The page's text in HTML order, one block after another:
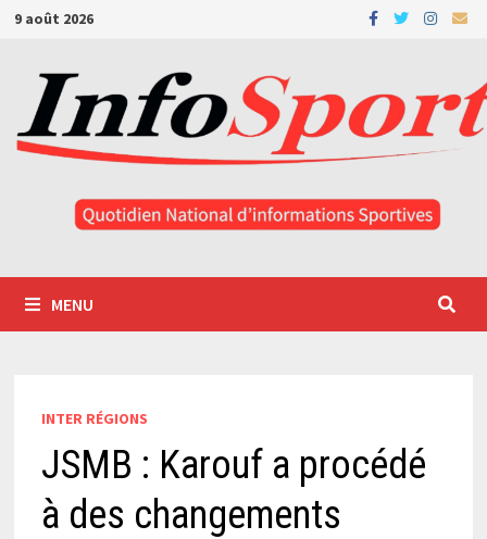
Passer
contenu
9 août 2026
MENU
INTER RÉGIONS
JSMB : Karouf a procédé
à des changements